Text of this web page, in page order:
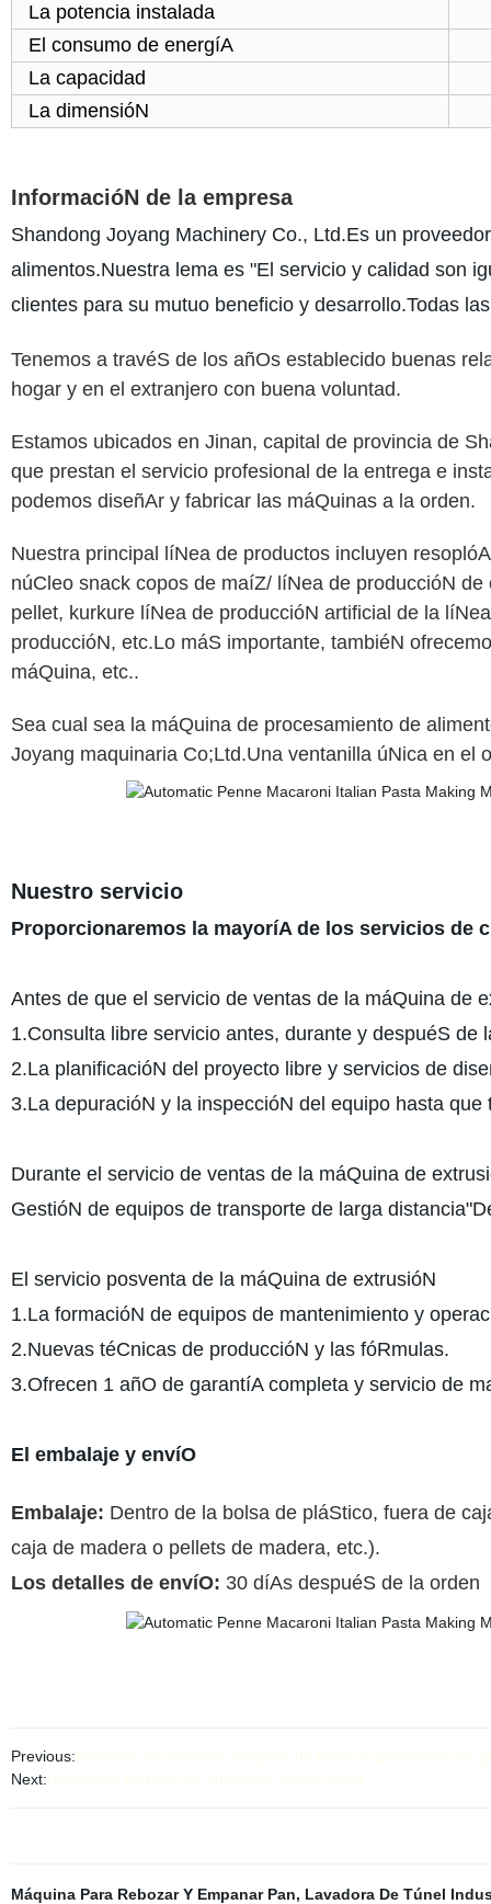
La potencia instalada
El consumo de energíA
La capacidad
La dimensióN
InformacióN de la empresa
Shandong Joyang Machinery Co., Ltd.Es un
alimentos.Nuestra lema es "El servicio y calidad son
clientes para su mutuo beneficio y desarrollo.Todas
Tenemos a travéS de los añOs establecido buenas
hogar y en el extranjero con buena voluntad.
Estamos ubicados en Jinan, capital de provincia de
que prestan el servicio profesional de la entrega e
podemos diseñAr y fabricar las máQuinas a la orden.
Nuestra principal líNea de productos incluyen
núCleo snack copos de maíZ/ líNea de produccióN
pellet, kurkure líNea de produccióN artificial de la
produccióN, etc.Lo máS importante, tambiéN
máQuina, etc..
Sea cual sea la máQuina de procesamiento de
Joyang maquinaria Co;Ltd.Una ventanilla úNica en el
Nuestro servicio
Proporcionaremos la mayoríA de los servicios de
Antes de que el servicio de ventas de la máQuina de
1.Consulta libre servicio antes, durante y despuéS de
2.La planificacióN del proyecto libre y servicios de
3.La depuracióN y la inspeccióN del equipo hasta
Durante el servicio de ventas de la máQuina de
GestióN de equipos de transporte de larga
El servicio posventa de la máQuina de extrusióN
1.La formacióN de equipos de mantenimiento y
2.Nuevas téCnicas de produccióN y las fóRmulas.
3.Ofrecen 1 añO de garantíA completa y servicio de
El embalaje y envíO
Embalaje: Dentro de la bolsa de pláStico, fuera de
caja de madera o pellets de madera, etc.).
Los detalles de envíO: 30 díAs despuéS de la orden
Previous:
Next:
Máquina Para Rebozar Y Empanar Pan, Lavadora De Túnel